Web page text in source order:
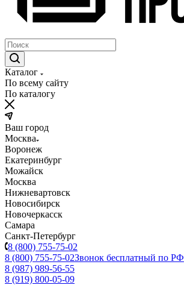
Каталог
По всему сайту
По каталогу
Ваш город
Москва
Воронеж
Екатеринбург
Можайск
Москва
Нижневартовск
Новосибирск
Новочеркасск
Самара
Санкт-Петербург
8 (800) 755-75-02
8 (800) 755-75-02Звонок бесплатный по РФ
8 (987) 989-56-55
8 (919) 800-05-09